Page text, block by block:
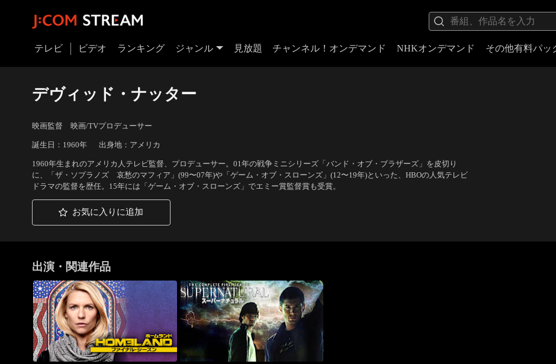
テレビ ビデオ ランキング ジャンル 見放題 チャンネル！オンデマンド NHKオンデマンド その他有料パッ
デヴィッド・ナッター
映画監督 映画/TVプロデューサー
誕生日：1960年 出身地：アメリカ
1960年生まれのアメリカ人テレビ監督、プロデューサー。01年の戦争ミニシリーズ「バンド・オブ・ブラザーズ」を皮切り
に、「ザ・ソプラノズ 哀愁のマフィア」(99〜07年)や「ゲーム・オブ・スローンズ」(12〜19年)といった、HBOの人気テレビ
ドラマの監督を歴任。15年には「ゲーム・オブ・スローンズ」でエミー賞監督賞も受賞。
お気に入りに追加
出演・関連作品